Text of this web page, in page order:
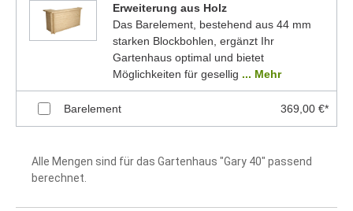
Erweiterung aus Holz
Das Barelement, bestehend aus 44 mm
starken Blockbohlen, ergänzt Ihr
Gartenhaus optimal und bietet
Möglichkeiten für gesellig ... Mehr
Barelement 369,00 €*
Alle Mengen sind für das Gartenhaus "Gary 40" passend
berechnet.